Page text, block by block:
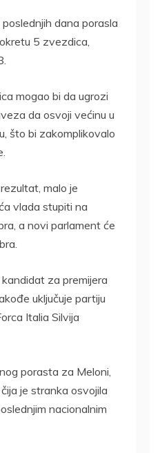
dana porasla
5 zvezdica,
mogao bi da ugrozi
da osvoji većinu u
što bi zakomplikovalo
malo je
vlada stupiti na
a novi parlament će
za premijera
uključuje partiju
Italia Silvija
porasta za Meloni,
je stranka osvojila
nacionalnim